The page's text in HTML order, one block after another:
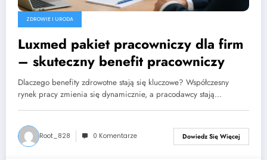
ZDROWIE I URODA
Luxmed pakiet pracowniczy dla firm
– skuteczny benefit pracowniczy
Dlaczego benefity zdrowotne stają się kluczowe? Współczesny
rynek pracy zmienia się dynamicznie, a pracodawcy stają…
Root_828 0 Komentarze Dowiedz Się Więcej